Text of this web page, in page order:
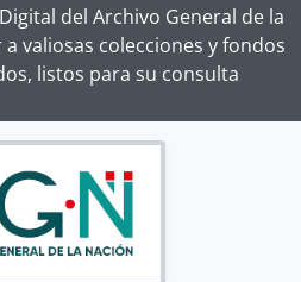
del Archivo General de la
valiosas colecciones y fondos
listos para su consulta